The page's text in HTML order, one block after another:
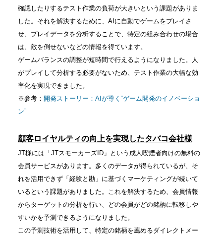
確認したりするテスト作業の負荷が大きいという課題がありま
した。それを解決するために、AIに自動でゲームをプレイさ
せ、プレイデータを分析することで、特定の組み合わせの場合
は、敵を倒せないなどの情報を得ています。
ゲームバランスの調整が短時間で行えるようになりました。人
がプレイして分析する必要がないため、テスト作業の大幅な効
率化を実現できました。
※参考： 開発ストーリー：AIが導く“ゲーム開発のイノベーショ
ン”
顧客ロイヤルティの向上を実現したタバコ会社様
JT様には「JTスモーカーズID」という成人喫煙者向けの無料の
会員サービスがあります。多くのデータが得られているが、そ
れを活用できず「経験と勘」に基づくマーケティングが続いて
いるという課題がありました。これを解決するため、会員情報
からターゲットの分析を行い、どの会員がどの銘柄に転移しや
すいかを予測できるようになりました。
この予測技術を活用して、特定の銘柄を薦めるダイレクトメー